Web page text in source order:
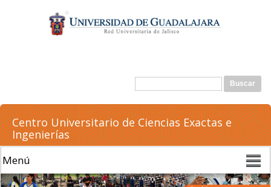
contenido
principal
Formulario de búsqueda
Buscar
Centro Universitario de Ciencias Exactas e
Ingenierías